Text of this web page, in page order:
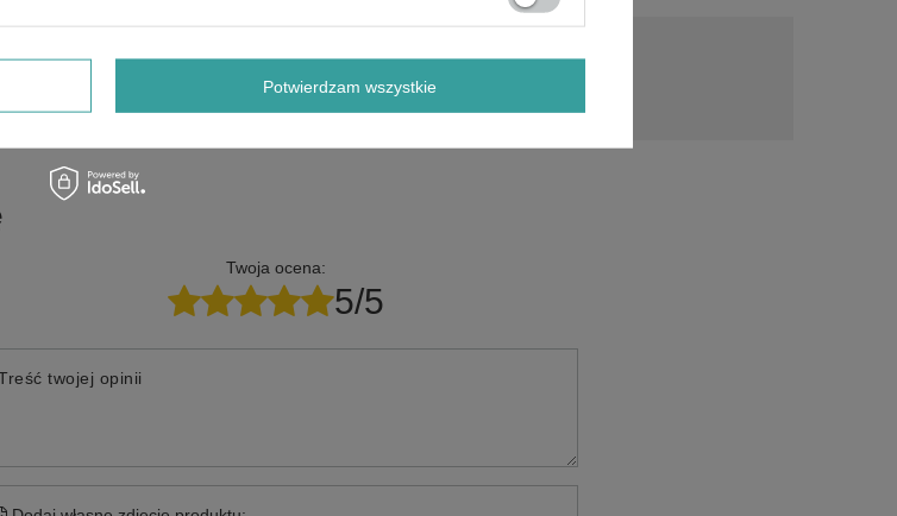
pomocy? Masz pytania?
a my odpowiemy niezwłocznie, najciekawsze pytania i
Twoja ocena:
5/5
twojej opinii
Potwierdzam wszystkie